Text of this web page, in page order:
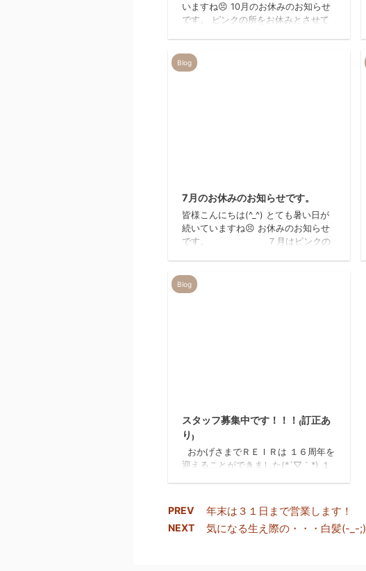
いますね😣 10月のお休みのお知らせ
です。 ピンクの所をお休みとさせて
す。 美容室REIR…
Blog
7月のお休みのお知らせです。
皆様こんにちは(^_^) とても暑い日が
続いていますね😣 お休みのお知らせ
です。 ７月はピンクの
致します。 美容室REIR
Blog
スタッフ募集中です！！！₍訂正あ
り₎
おかげさまでＲＥＩＲは １６周年を
迎えることができました(*´▽｀*) １
うございます♡♥♡♥♡ これからも
ＲＥＩＲをよろしくお願いいたします
<(_ _)> （ケーキの数字。。。間違
PREV 年末は３１日まで営業します！
NEXT 気になる生え際の・・・白髪(-_-;)